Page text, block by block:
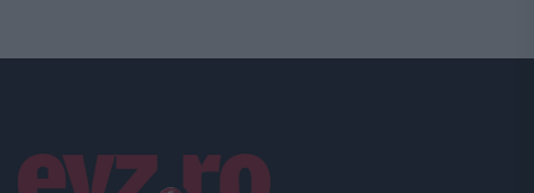
Linkuri utile